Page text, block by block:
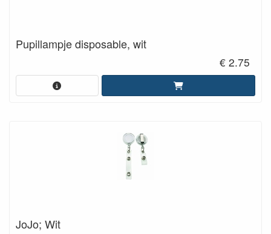
Pupillampje disposable, wit
€ 2.75
JoJo; Wit